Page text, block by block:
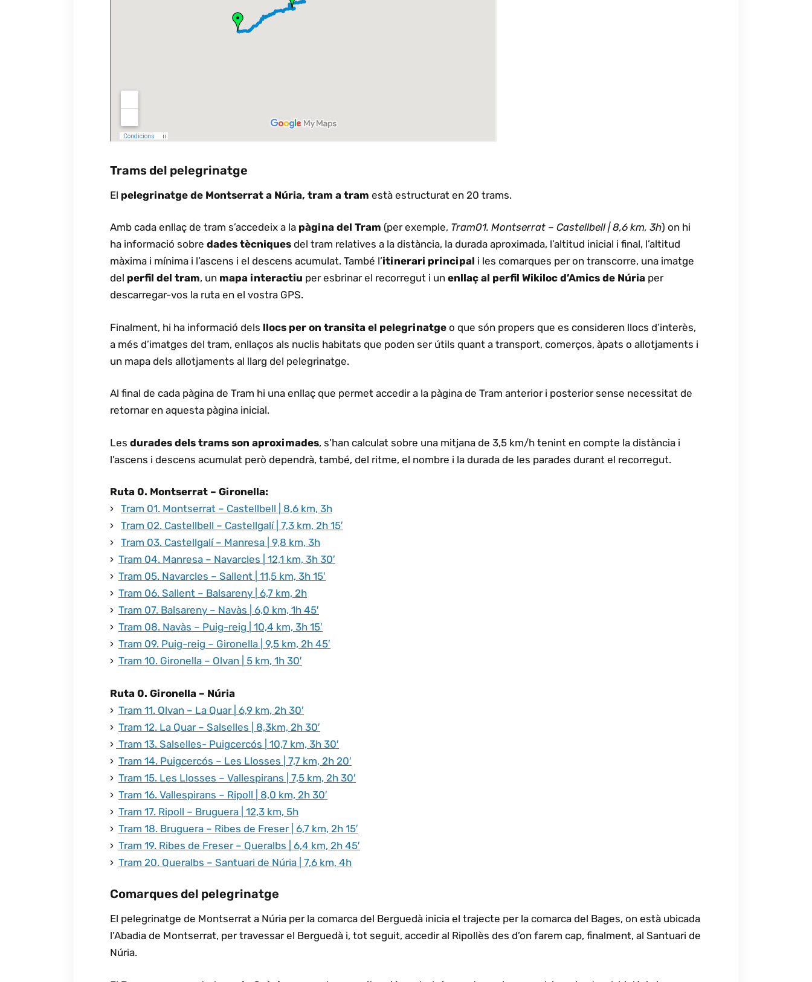
Trams del pelegrinatge
El pelegrinatge de Montserrat a Núria, tram a tram està estructurat en 20 trams.
Amb cada enllaç de tram s’accedeix a la pàgina del Tram (per exemple, Tram01. Montserrat – Castellbell | 8,6 km, 3h) on hi
ha informació sobre dades tècniques del tram relatives a la distància, la durada aproximada, l’altitud inicial i final, l’altitud
màxima i mínima i l’ascens i el descens acumulat. També l’itinerari principal i les comarques per on transcorre, una imatge
del perfil del tram, un mapa interactiu per esbrinar el recorregut i un enllaç al perfil Wikiloc d’Amics de Núria per
descarregar-vos la ruta en el vostra GPS.
Finalment, hi ha informació dels llocs per on transita el pelegrinatge o que són propers que es consideren llocs d’interès,
a més d’imatges del tram, enllaços als nuclis habitats que poden ser útils quant a transport, comerços, àpats o allotjaments i
un mapa dels allotjaments al llarg del pelegrinatge.
Al final de cada pàgina de Tram hi una enllaç que permet accedir a la pàgina de Tram anterior i posterior sense necessitat de
retornar en aquesta pàgina inicial.
Les durades dels trams son aproximades, s’han calculat sobre una mitjana de 3,5 km/h tenint en compte la distància i
l’ascens i descens acumulat però dependrà, també, del ritme, el nombre i la durada de les parades durant el recorregut.
Ruta 0. Montserrat – Gironella:
› Tram 01. Montserrat – Castellbell | 8,6 km, 3h
› Tram 02. Castellbell – Castellgalí | 7,3 km, 2h 15′
› Tram 03. Castellgalí – Manresa | 9,8 km, 3h
› Tram 04. Manresa – Navarcles | 12,1 km, 3h 30′
› Tram 05. Navarcles – Sallent | 11,5 km, 3h 15′
› Tram 06. Sallent – Balsareny | 6,7 km, 2h
› Tram 07. Balsareny – Navàs | 6,0 km, 1h 45′
› Tram 08. Navàs – Puig-reig | 10,4 km, 3h 15′
› Tram 09. Puig-reig – Gironella | 9,5 km, 2h 45′
› Tram 10. Gironella – Olvan | 5 km, 1h 30′
Ruta 0. Gironella – Núria
› Tram 11. Olvan – La Quar | 6,9 km, 2h 30′
› Tram 12. La Quar – Salselles | 8,3km, 2h 30′
› Tram 13. Salselles- Puigcercós | 10,7 km, 3h 30′
› Tram 14. Puigcercós – Les Llosses | 7,7 km, 2h 20′
› Tram 15. Les Llosses – Vallespirans | 7,5 km, 2h 30′
› Tram 16. Vallespirans – Ripoll | 8,0 km, 2h 30′
› Tram 17. Ripoll – Bruguera | 12,3 km, 5h
› Tram 18. Bruguera – Ribes de Freser | 6,7 km, 2h 15′
› Tram 19. Ribes de Freser – Queralbs | 6,4 km, 2h 45′
› Tram 20. Queralbs – Santuari de Núria | 7,6 km, 4h
Comarques del pelegrinatge
El pelegrinatge de Montserrat a Núria per la comarca del Berguedà inicia el trajecte per la comarca del Bages, on està ubicada
l’Abadia de Montserrat, per travessar el Berguedà i, tot seguit, accedir al Ripollès des d’on farem cap, finalment, al Santuari de
Núria.